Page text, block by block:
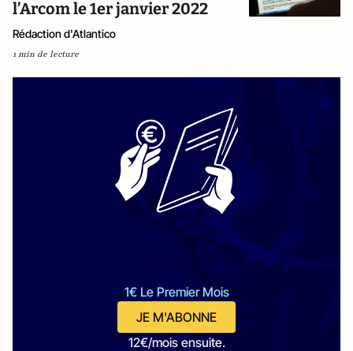
l’Arcom le 1er janvier 2022
Rédaction d'Atlantico
1 min de lecture
1€ Le Premier Mois
JE M'ABONNE
12€/mois ensuite.